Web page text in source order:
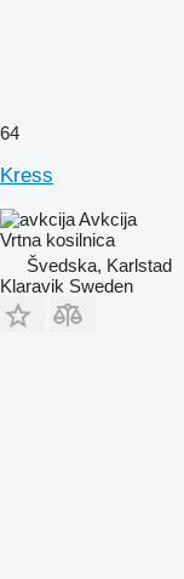
64
Kress
Avkcija
Vrtna kosilnica
Švedska, Karlstad
Klaravik Sweden